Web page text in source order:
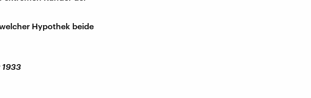
Hypothek beide